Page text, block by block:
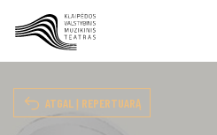
ATGAL Į REPERTUARĄ